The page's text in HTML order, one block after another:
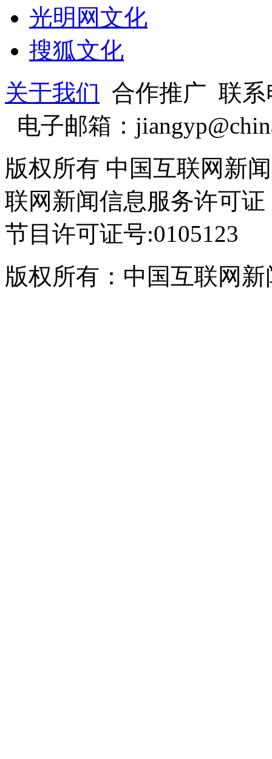
光明网文化
搜狐文化
关于我们 合作推广 联系
电子邮箱：
版权所有 中国互联网新
联网新闻信息服务许可
节目许可证号:0105123
版权所有：中国互联网